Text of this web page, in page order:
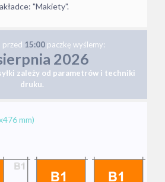
"Makiety".
przed 15:00 paczkę wyślemy:
2026
zależy od parametrów i techniki
druku.
mm)